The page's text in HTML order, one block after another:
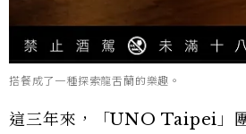
搭餐成了一種探索龍舌蘭的樂趣。
這三年來，「UNO Taipei」